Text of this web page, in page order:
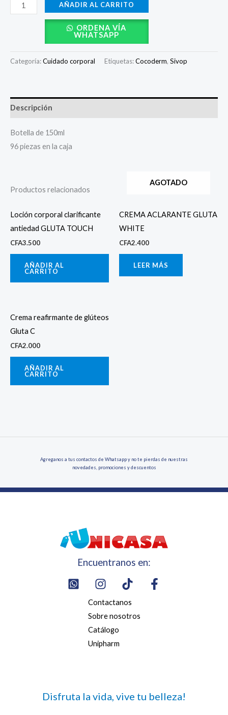
AÑADIR AL CARRITO
ORDENA VÍA
WHATSAPP
Categoría:Cuidado corporal Etiquetas:Cocoderm, Sivop
Descripción
Botella de 150ml
96 piezas en la caja
Productos relacionados
Loción corporal clarificante
antiedad GLUTA TOUCH
CFA3.500
AÑADIR AL
CARRITO
AGOTADO
CREMA ACLARANTE GLUTA
WHITE
CFA2.400
LEER MÁS
Crema reafirmante de glúteos
Gluta C
CFA2.000
AÑADIR AL
CARRITO
Agreganos a tus contactos de Whatsapp y no te pierdas de nuestras
novedades, promociones y descuentos
Encuentranos en:
Contactanos
Sobre nosotros
Catálogo
Unipharm
Disfruta la vida, vive tu belleza!